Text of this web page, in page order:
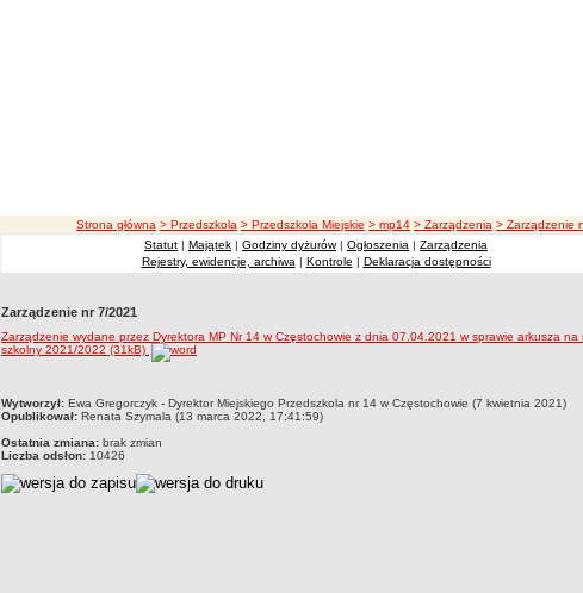
ścieżka nawigacji
Strona główna > Przedszkola > Przedszkola Miejskie > mp14 > Zarządzenia > Zarządzenie
Statut | Majątek | Godziny dyżurów| Ogłoszenia | Zarządzenia
Rejestry, ewidencje, archiwa | Kontrole | Deklaracja dostępności
Zarządzenie nr 7/2021
Zarządzenie wydane przez Dyrektora MP Nr 14 w Częstochowie z dnia 07.04.2021 w sprawie arkusza na
szkolny 2021/2022 (31kB)
metryczka
Wytworzył: Ewa Gregorczyk - Dyrektor Miejskiego Przedszkola nr 14 w Częstochowie (7 kwietnia 2021)
Opublikował: Renata Szymala (13 marca 2022, 17:41:59)
Ostatnia zmiana: brak zmian
Liczba odsłon: 10426